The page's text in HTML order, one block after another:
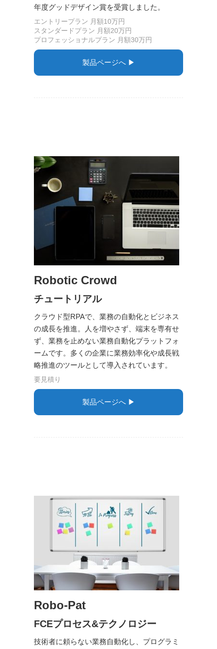
年度グッドデザイン賞を受賞しました。
エントリープラン 月額10万円
スタンダードプラン 月額20万円
プロフェッショナルプラン 月額30万円
製品ページへ ▶︎
Robotic Crowd
チュートリアル
クラウド型RPAで、業務の自動化とビジネス
の成長を推進。人を増やさず、端末を専有せ
ず、業務を止めない業務自動化プラットフォ
ームです。多くの企業に業務効率化や成長戦
略推進のツールとして導入されています。
要見積り
製品ページへ ▶︎
Robo-Pat
FCEプロセス&テクノロジー
技術者に頼らない業務自動化し、プログラミ